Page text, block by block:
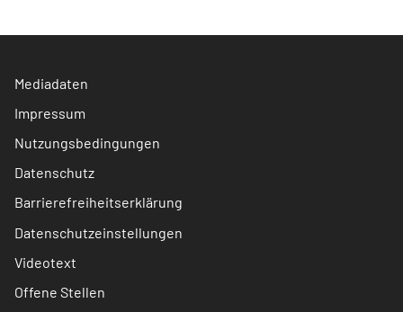
Mediadaten
Impressum
Nutzungsbedingungen
Datenschutz
Barrierefreiheitserklärung
Datenschutzeinstellungen
Videotext
Offene Stellen